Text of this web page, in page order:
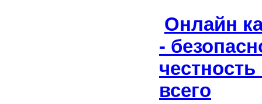
Онлайн
-
всего